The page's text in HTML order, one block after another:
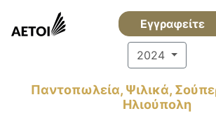
Εγγραφείτε
2024
Παντοπωλεία, Ψιλικά,
Ηλιούπολη